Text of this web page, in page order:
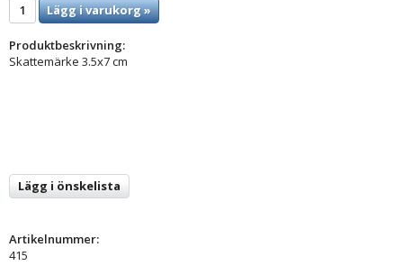
Lägg i varukorg »
Produktbeskrivning:
Skattemärke 3.5x7 cm
Lägg i önskelista
Artikelnummer:
415